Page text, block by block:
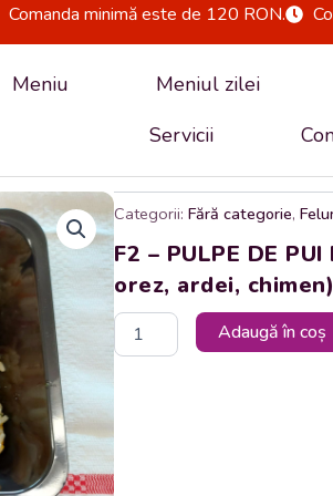
Comanda minimă este de 120 RON.
Meniu Meniul zilei
Servicii
Categorii: Fără categorie,
F2 – PULPE DE
orez, ardei,
Cantitate
PULPE
MAROCANE
CU
Adaugă în coș